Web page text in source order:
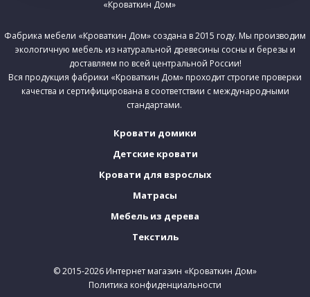
Фабрика мебели «Кроваткин Дом» создана в 2015 году. Мы производим
экологичную мебель из натуральной древесины сосны и березы и
доставляем по всей центральной России!
Вся продукция фабрики «Кроваткин Дом» проходит строгие проверки
качества и сертифицирована в соответствии с международными
стандартами.
Кровати домики
Детские кровати
Кровати для взрослых
Матрасы
Мебель из дерева
Текстиль
© 2015-2026 Интернет магазин «Кроваткин Дом»
Политика конфиденциальности